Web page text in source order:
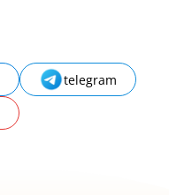
telegram